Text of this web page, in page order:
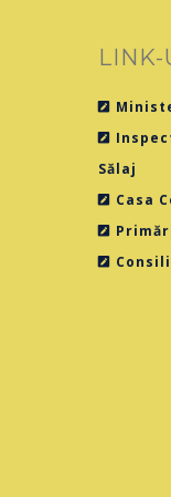
LINK-
Sălaj
Casa